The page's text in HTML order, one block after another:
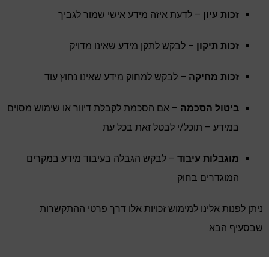
זכות עיון – לדעת איזה מידע אישי שמור לגביך
זכות תיקון – לבקש לתקן מידע שאינו מדויק
זכות מחיקה – לבקש למחוק מידע שאינו נחוץ עוד
ביטול הסכמה – אם הסכמת לקבלת דיוור או שימוש מסוים
במידע – תוכל/י לבטל זאת בכל עת
מוגבלות עיבוד – לבקש הגבלה בעיבוד מידע במקרים
המוגדרים בחוק
ניתן לפנות אלינו למימוש זכויות אלו דרך פרטי ההתקשרות
שבסעיף הבא.